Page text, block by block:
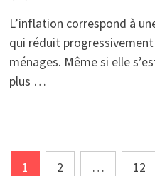
L’inflation correspond à
qui réduit
ménages. Même si elle
plus …
Pagination
1 2 … 12